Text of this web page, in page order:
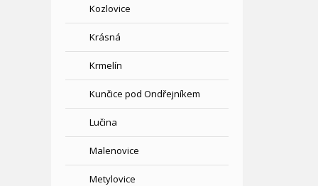
Kozlovice
Krásná
Krmelín
Kunčice pod Ondřejníkem
Lučina
Malenovice
Metylovice